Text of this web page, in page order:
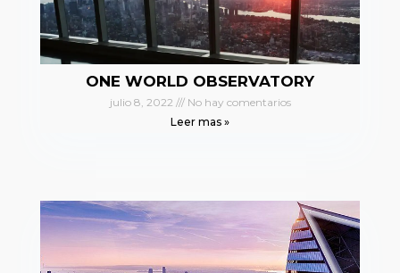
ONE WORLD OBSERVATORY
julio 8, 2022
No hay comentarios
Leer mas »